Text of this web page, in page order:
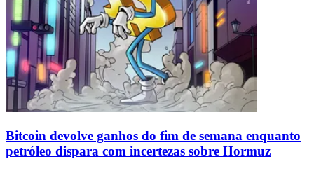
Bitcoin devolve ganhos do fim de semana enquanto
petróleo dispara com incertezas sobre Hormuz